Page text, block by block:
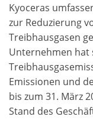
Kyoceras
zur Reduzierung
Treibhausgasen
Unternehmen hat
Emissionen und
bis zum 31. März
Stand des